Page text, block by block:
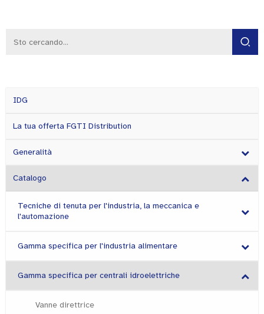
IDG
La tua offerta FGTI Distribution
Generalità
Catalogo
Tecniche di tenuta per l'industria, la meccanica e
l'automazione
Gamma specifica per l'industria alimentare
Gamma specifica per centrali idroelettriche
Vanne direttrice